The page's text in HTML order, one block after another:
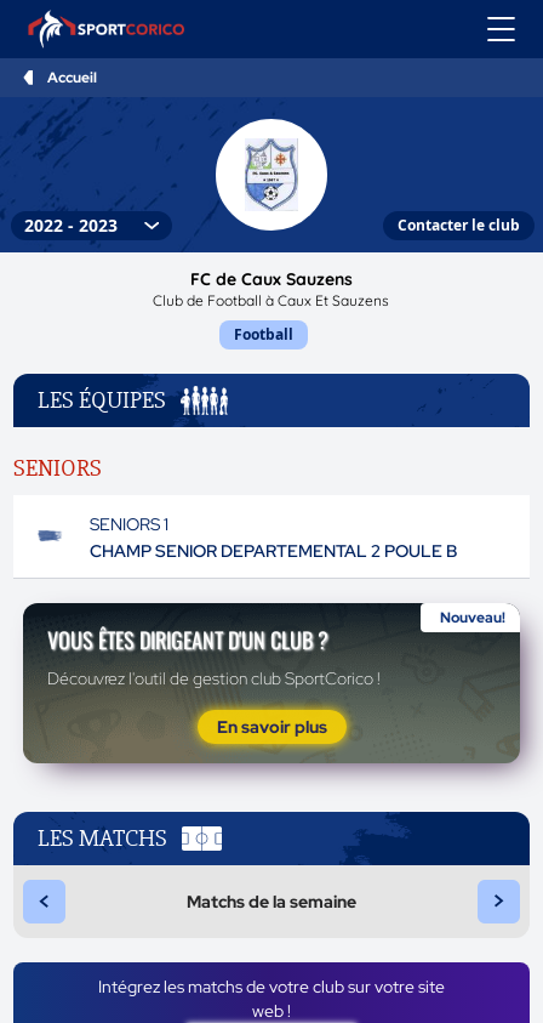
Accueil
Contacter le club
FC de Caux Sauzens
Club de Football à Caux Et Sauzens
Football
LES ÉQUIPES
SENIORS
SENIORS 1
CHAMP SENIOR DEPARTEMENTAL 2 POULE B
Nouveau!
VOUS ÊTES DIRIGEANT D'UN CLUB ?
Découvrez l'outil de gestion club SportCorico !
En savoir plus
LES MATCHS
< Matchs de la semaine >
Intégrez les matchs de votre club sur votre site
web !